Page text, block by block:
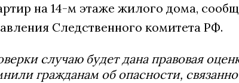
на 14-м этаже жилого дома,
Следственного комитета РФ.
случаю будет дана правовая
гражданам об опасности,